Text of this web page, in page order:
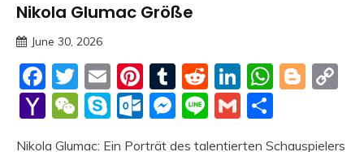
Trends
Nikola Glumac Größe
June 30, 2026
Meme
Facebook
Twitter
EmailPinterest
Tumblr
Reddit
LinkedIn
Yahoo
WeChat
SkypeOutlook.com
Messenger
LineGmail
Nikola Glumac: Ein Porträt des talentierten Schauspielers